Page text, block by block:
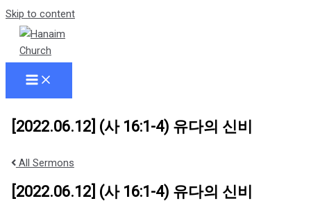
Skip to content
[2022.06.12] (사 16:1-4) 유다의 신비
All Sermons
[2022.06.12] (사 16:1-4) 유다의 신비